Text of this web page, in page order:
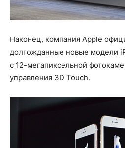
Наконец, компания Apple
долгожданные новые модели
с 12-мегапиксельной
управления 3D Touch.